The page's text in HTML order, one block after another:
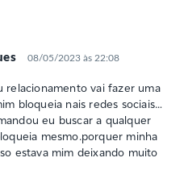
08/05/2023 às 22:08
vai fazer uma
bloqueia nais redes sociais…
eu buscar a qualquer
mesmo.porquer minha
estava mim deixando muito